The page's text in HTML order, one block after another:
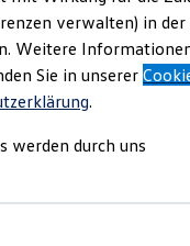
Gebrauchtwagen
verwalten) in der
Weitere
Sie in unserer
.
werden durch uns